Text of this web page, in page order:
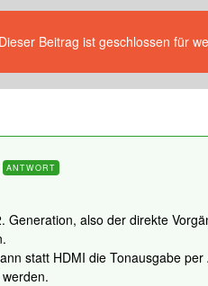
Dieser Beitrag ist geschlossen für
ANTWORT
Generation, also der direkte
statt HDMI die Tonausgabe